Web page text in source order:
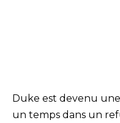
Duke est devenu une
un temps dans un